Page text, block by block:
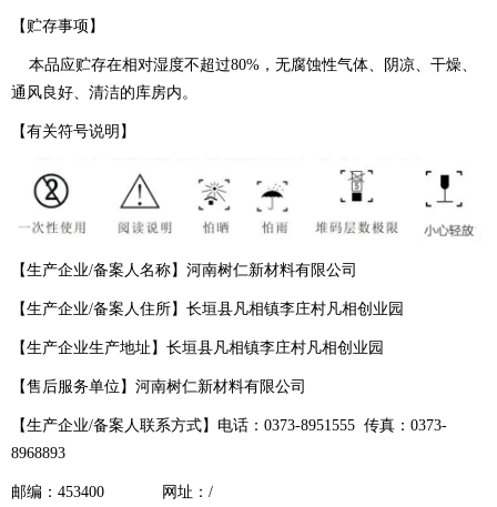
【贮存事项】
本品应贮存在相对湿度不超过80%，无腐蚀性气体、阴凉、干燥、
通风良好、清洁的库房内。
【有关符号说明】
【生产企业/备案人名称】河南树仁新材料有限公司
【生产企业/备案人住所】长垣县凡相镇李庄村凡相创业园
【生产企业生产地址】长垣县凡相镇李庄村凡相创业园
【售后服务单位】河南树仁新材料有限公司
【生产企业/备案人联系方式】电话：0373-8951555 传真：0373-
8968893
邮编：453400 网址：/